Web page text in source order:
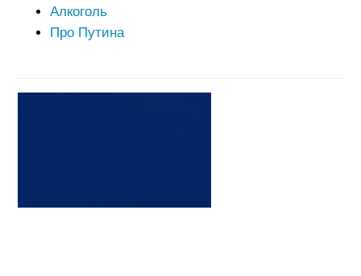
Алкоголь
Про Путина